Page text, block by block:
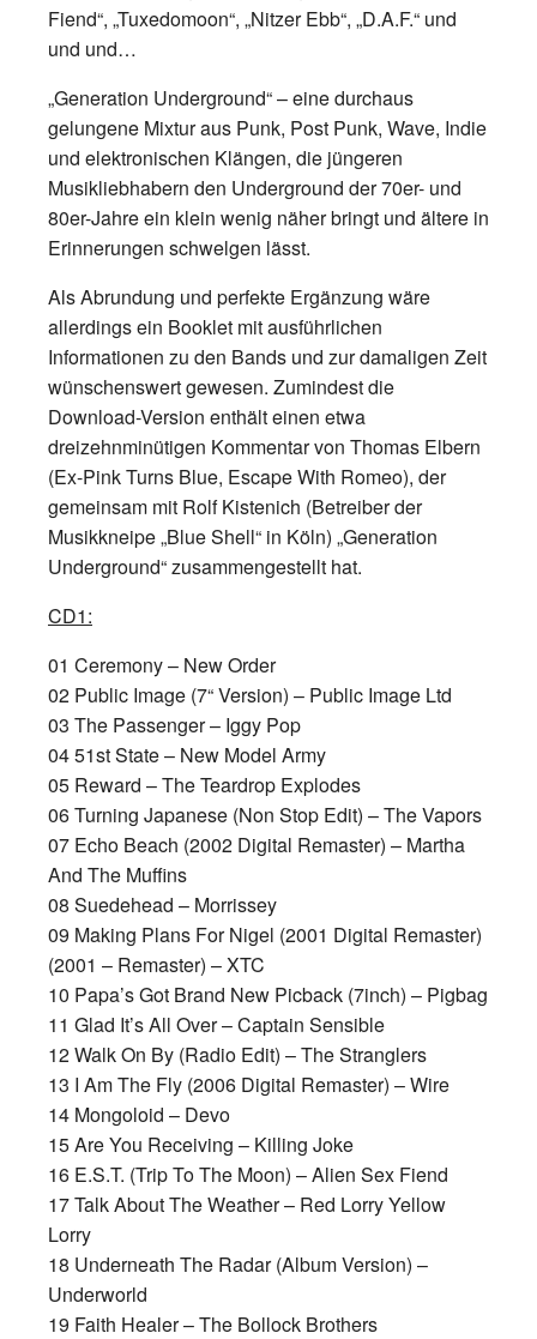
Fiend“, „Tuxedomoon“, „Nitzer Ebb“, „D.A.F.“ und
und und…
„Generation Underground“ – eine durchaus
gelungene Mixtur aus Punk, Post Punk, Wave, Indie
und elektronischen Klängen, die jüngeren
Musikliebhabern den Underground der 70er- und
80er-Jahre ein klein wenig näher bringt und ältere in
Erinnerungen schwelgen lässt.
Als Abrundung und perfekte Ergänzung wäre
allerdings ein Booklet mit ausführlichen
Informationen zu den Bands und zur damaligen Zeit
wünschenswert gewesen. Zumindest die
Download-Version enthält einen etwa
dreizehnminütigen Kommentar von Thomas Elbern
(Ex-Pink Turns Blue, Escape With Romeo), der
gemeinsam mit Rolf Kistenich (Betreiber der
Musikkneipe „Blue Shell“ in Köln) „Generation
Underground“ zusammengestellt hat.
CD1:
01 Ceremony – New Order
02 Public Image (7“ Version) – Public Image Ltd
03 The Passenger – Iggy Pop
04 51st State – New Model Army
05 Reward – The Teardrop Explodes
06 Turning Japanese (Non Stop Edit) – The Vapors
07 Echo Beach (2002 Digital Remaster) – Martha
And The Muffins
08 Suedehead – Morrissey
09 Making Plans For Nigel (2001 Digital Remaster)
(2001 – Remaster) – XTC
10 Papa’s Got Brand New Picback (7inch) – Pigbag
11 Glad It’s All Over – Captain Sensible
12 Walk On By (Radio Edit) – The Stranglers
13 I Am The Fly (2006 Digital Remaster) – Wire
14 Mongoloid – Devo
15 Are You Receiving – Killing Joke
16 E.S.T. (Trip To The Moon) – Alien Sex Fiend
17 Talk About The Weather – Red Lorry Yellow
Lorry
18 Underneath The Radar (Album Version) –
Underworld
19 Faith Healer – The Bollock Brothers